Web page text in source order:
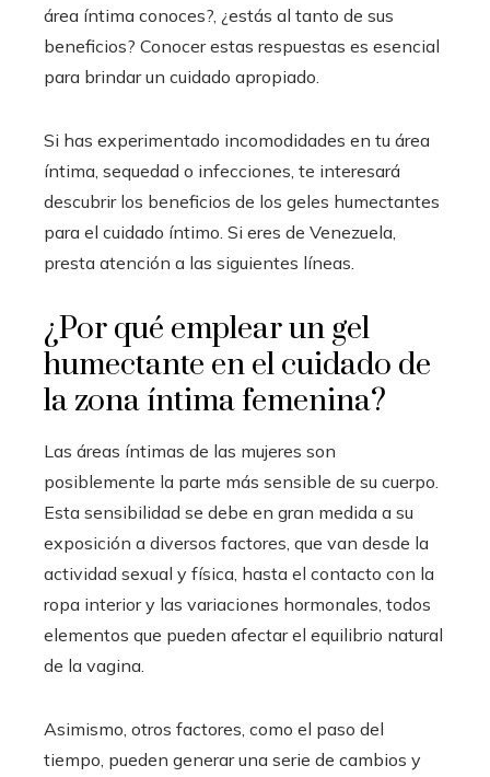
área íntima conoces?, ¿estás al tanto de sus
beneficios? Conocer estas respuestas es esencial
para brindar un cuidado apropiado.
Si has experimentado incomodidades en tu área
íntima, sequedad o infecciones, te interesará
descubrir los beneficios de los geles humectantes
para el cuidado íntimo. Si eres de Venezuela,
presta atención a las siguientes líneas.
¿Por qué emplear un gel
humectante en el cuidado de
la zona íntima femenina?
Las áreas íntimas de las mujeres son
posiblemente la parte más sensible de su cuerpo.
Esta sensibilidad se debe en gran medida a su
exposición a diversos factores, que van desde la
actividad sexual y física, hasta el contacto con la
ropa interior y las variaciones hormonales, todos
elementos que pueden afectar el equilibrio natural
de la vagina.
Asimismo, otros factores, como el paso del
tiempo, pueden generar una serie de cambios y